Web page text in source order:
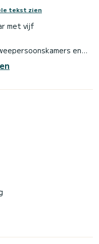
tekst zien
met vijf
en
in de boot voor